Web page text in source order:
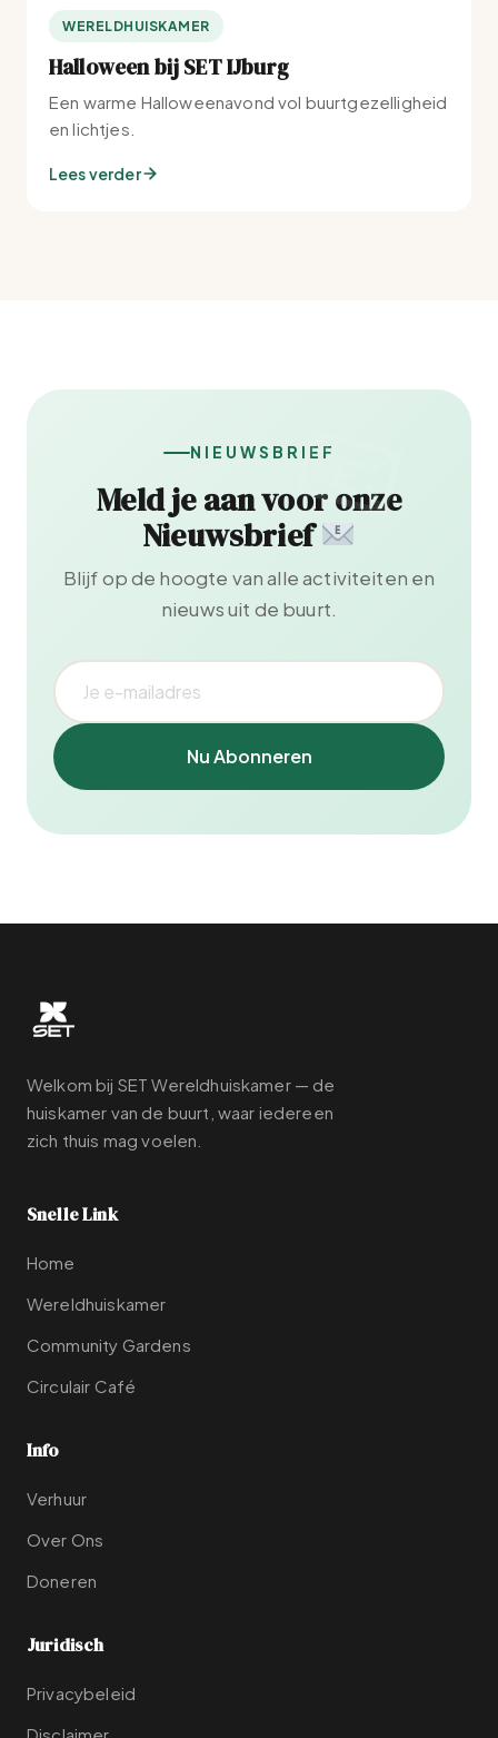
WERELDHUISKAMER
Halloween bij SET IJburg
Een warme Halloweenavond vol buurtgezelligheid
en lichtjes.
Lees verder
NIEUWSBRIEF
Meld je aan voor onze
Nieuwsbrief
Blijf op de hoogte van alle activiteiten en
nieuws uit de buurt.
Nu Abonneren
Welkom bij SET Wereldhuiskamer — de
huiskamer van de buurt, waar iedereen
zich thuis mag voelen.
Snelle Link
Home
Wereldhuiskamer
Community Gardens
Circulair Café
Info
Verhuur
Over Ons
Doneren
Juridisch
Privacybeleid